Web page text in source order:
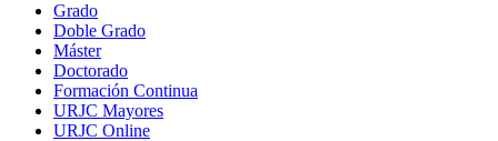
Grado
Doble Grado
Máster
Doctorado
Formación Continua
URJC Mayores
URJC Online